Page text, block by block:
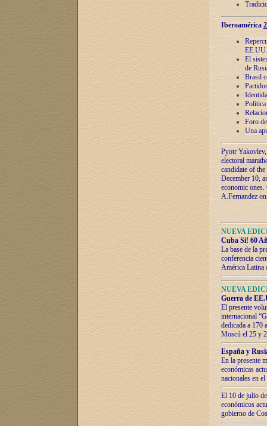
Iberoamérica
EE.UU.
El
de
Brasil
Política
Foro
Una
Pyotr
electoral
candidate of
December 10,
economic
A.Fernandez
NUEVA
Cuba Sí! 60
La base de la
conferencia
América Latina
NUEVA
Guerra de
El presente
internacional
dedicada a 170
Moscú el 25 y
España y
En la presente
económicas
nacionales en
El 10 de julio
económicos
gobierno de